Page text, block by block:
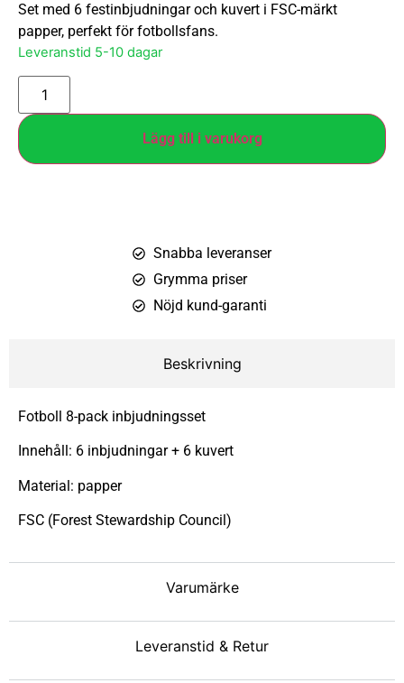
Set med 6 festinbjudningar och kuvert i FSC-märkt
papper, perfekt för fotbollsfans.
Leveranstid 5-10 dagar
Lägg till i varukorg
Snabba leveranser
Grymma priser
Nöjd kund-garanti
Beskrivning
Varumärke
Leveranstid & Retur
Fotboll 8-pack inbjudningsset
Innehåll: 6 inbjudningar + 6 kuvert
Material: papper
FSC (Forest Stewardship Council)